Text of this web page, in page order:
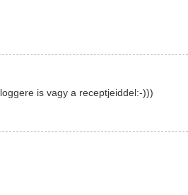
is vagy a receptjeiddel:-)))